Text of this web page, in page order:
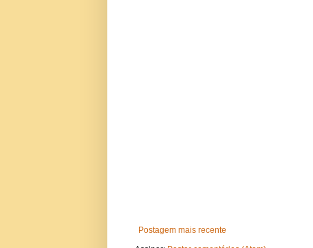
Postagem mais recente